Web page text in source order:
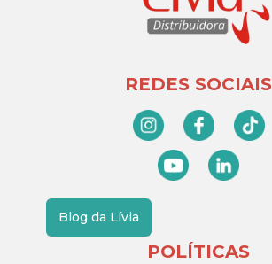
REDES SOCIAIS
Blog da Lívia
POLÍTICAS